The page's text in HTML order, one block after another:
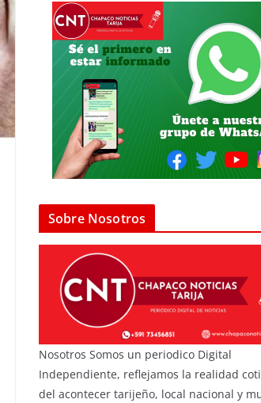
Sobre Nosotros
Nosotros Somos un periodico Digital
Independiente, reflejamos la realidad
del acontecer tarijeño, local nacional y